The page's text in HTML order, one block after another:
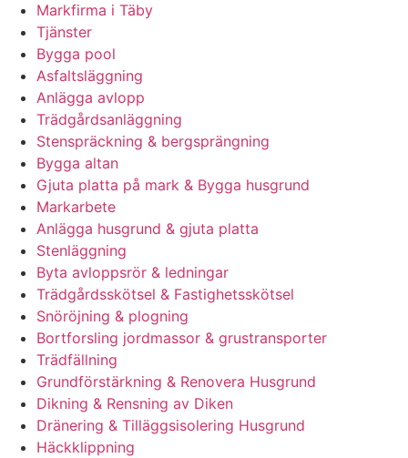
Markfirma i Täby
Tjänster
Bygga pool
Asfaltsläggning
Anlägga avlopp
Trädgårdsanläggning
Stenspräckning & bergsprängning
Bygga altan
Gjuta platta på mark & Bygga husgrund
Markarbete
Anlägga husgrund & gjuta platta
Stenläggning
Byta avloppsrör & ledningar
Trädgårdsskötsel & Fastighetsskötsel
Snöröjning & plogning
Bortforsling jordmassor & grustransporter
Trädfällning
Grundförstärkning & Renovera Husgrund
Dikning & Rensning av Diken
Dränering & Tilläggsisolering Husgrund
Häckklippning